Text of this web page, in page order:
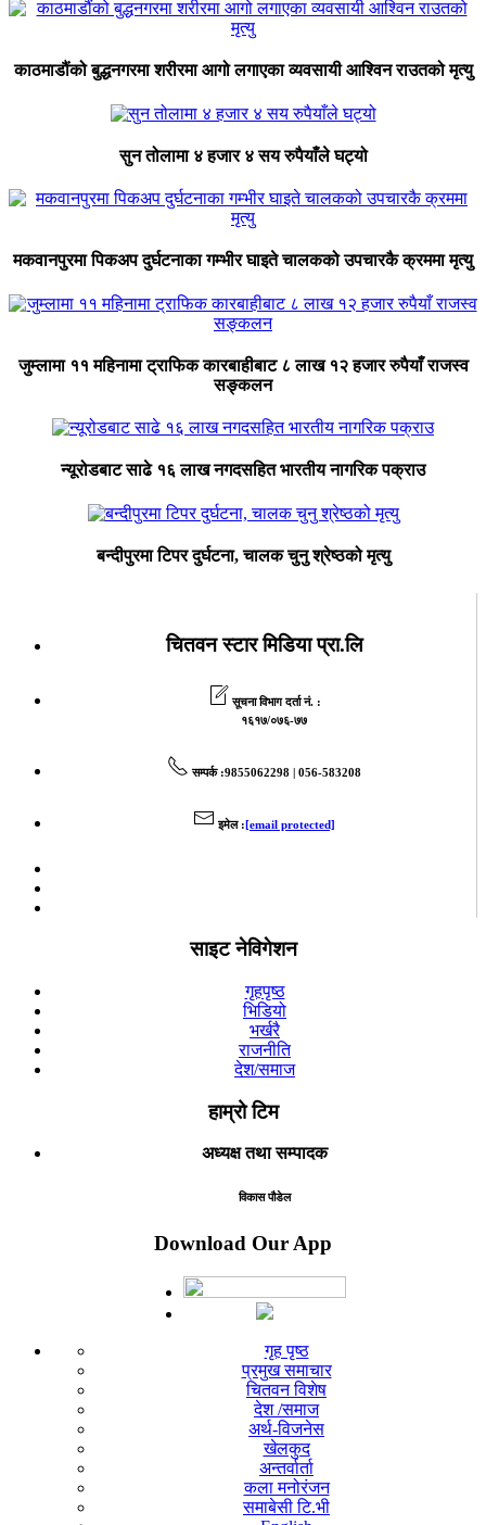
काठमाडौंको बुद्धनगरमा शरीरमा आगो लगाएका व्यवसायी आश्विन राउतको मृत्यु
सुन तोलामा ४ हजार ४ सय रुपैयाँले घट्यो
मकवानपुरमा पिकअप दुर्घटनाका गम्भीर घाइते चालकको उपचारकै क्रममा मृत्यु
जुम्लामा ११ महिनामा ट्राफिक कारबाहीबाट ८ लाख १२ हजार रुपैयाँ राजस्व
सङ्कलन
न्यूरोडबाट साढे १६ लाख नगदसहित भारतीय नागरिक पक्राउ
बन्दीपुरमा टिपर दुर्घटना, चालक चुनु श्रेष्ठको मृत्यु
चितवन स्टार मिडिया प्रा.लि
सूचना विभाग दर्ता नं. :
१६१७/०७६-७७
सम्पर्क:9855062298 | 056-583208
इमेल:[email protected]
साइट नेविगेशन
गृहपृष्ठ
भिडियो
भर्खरै
राजनीति
देश/समाज
हाम्रो टिम
अध्यक्ष तथा सम्पादक
विकास पौडेल
Download Our App
गृह पृष्ठ
प्रमुख समाचार
चितवन विशेष
देश /समाज
अर्थ-विजनेस
खेलकुद
अन्तर्वार्ता
कला मनोरंजन
समाबेसी टि.भी